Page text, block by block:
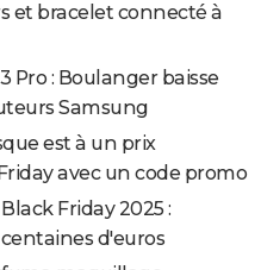
et bracelet connecté à
Pro : Boulanger baisse
Samsung
est à un prix
avec un code promo
Friday 2025 :
d'euros